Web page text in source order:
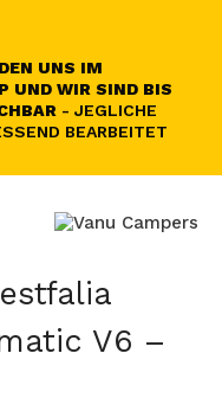
UNS IM
UND WIR SIND BIS
- JEGLICHE
BEARBEITET
V6 –